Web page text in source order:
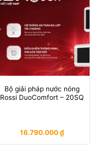
Bộ giải pháp nước nóng
Rossi DuoComfort – 20SQ
16.790.000₫